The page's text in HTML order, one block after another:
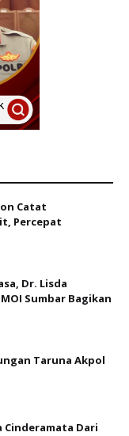
Catat
Percepat
Dr. Lisda
Sumbar Bagikan
Taruna Akpol
Cinderamata Dari